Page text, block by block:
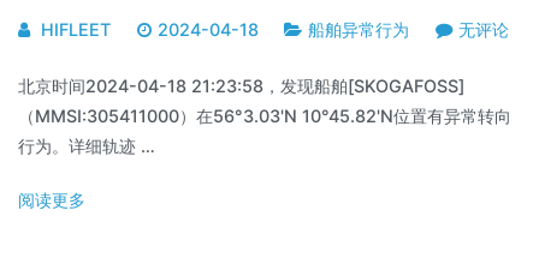
HIFLEET 2024-04-18 船舶异常行为 无评论
北京时间2024-04-18 21:23:58，发现船舶[SKOGAFOSS]
（MMSI:305411000）在56°3.03'N 10°45.82'N位置有异常转向
行为。详细轨迹 …
阅读更多